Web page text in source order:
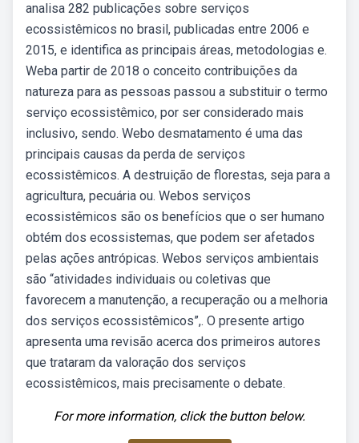
analisa 282 publicações sobre serviços
ecossistêmicos no brasil, publicadas entre 2006 e
2015, e identifica as principais áreas, metodologias e.
Weba partir de 2018 o conceito contribuições da
natureza para as pessoas passou a substituir o termo
serviço ecossistêmico, por ser considerado mais
inclusivo, sendo. Webo desmatamento é uma das
principais causas da perda de serviços
ecossistêmicos. A destruição de florestas, seja para a
agricultura, pecuária ou. Webos serviços
ecossistêmicos são os benefícios que o ser humano
obtém dos ecossistemas, que podem ser afetados
pelas ações antrópicas. Webos serviços ambientais
são “atividades individuais ou coletivas que
favorecem a manutenção, a recuperação ou a melhoria
dos serviços ecossistêmicos”,. O presente artigo
apresenta uma revisão acerca dos primeiros autores
que trataram da valoração dos serviços
ecossistêmicos, mais precisamente o debate.
For more information, click the button below.